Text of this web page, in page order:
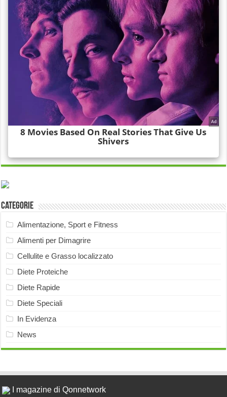
Categorie
Alimentazione, Sport e Fitness
Alimenti per Dimagrire
Cellulite e Grasso localizzato
Diete Proteiche
Diete Rapide
Diete Speciali
In Evidenza
News
I magazine di Qonnetwork